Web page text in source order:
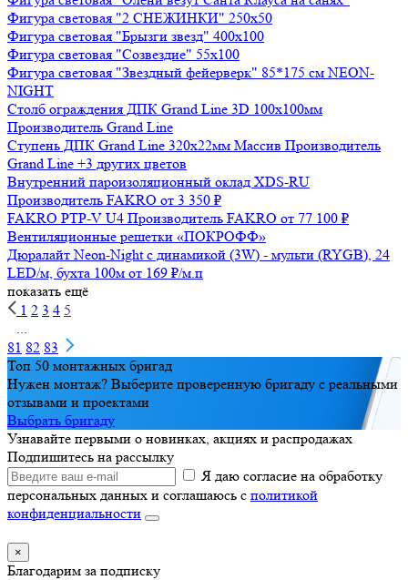
Фигура световая "2 СНЕЖИНКИ" 250х50
Фигура световая "Брызги звезд" 400х100
Фигура световая "Созвездие" 55х100
Фигура световая "Звездный фейерверк" 85*175 см NEON-
NIGHT
Столб ограждения ДПК Grand Line 3D 100х100мм
Производитель Grand Line
Ступень ДПК Grand Line 320х22мм Массив
Производитель
Grand Line +3 других цветов
Внутренний пароизоляционный оклад XDS-RU Производитель
FAKRO от 3 350 ₽
FAKRO PTP-V U4 Производитель FAKRO от 77 100 ₽
Вентиляционные решетки «ПОКРОФФ»
Дюралайт Neon-Night с динамикой (3W) - мульти (RYGB), 24
LED/м, бухта 100м от 169 ₽/м.п
показать ещё
1 2 3 4 5
...
81 82 83
Топ 50 монтажных бригад
Нужен монтаж? Выберите проверенную бригаду с реальными
отзывами и проектами
Выбрать бригаду
Узнавайте первыми о новинках, акциях и распродажах
Подпишитесь на рассылку
Я даю согласие на обработку
персональных данных и соглашаюсь с
конфиденциальности
×
Благодарим за подписку
Получить
Сделано в